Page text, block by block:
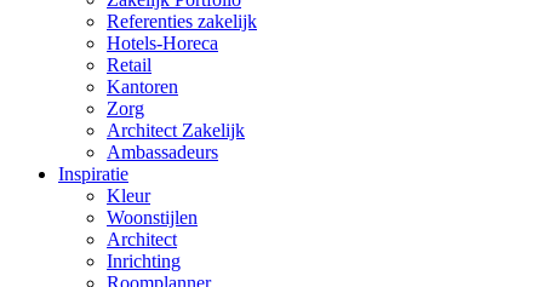
Referenties zakelijk
Hotels-Horeca
Retail
Kantoren
Zorg
Architect Zakelijk
Ambassadeurs
Inspiratie
Kleur
Woonstijlen
Architect
Inrichting
Roomplanner